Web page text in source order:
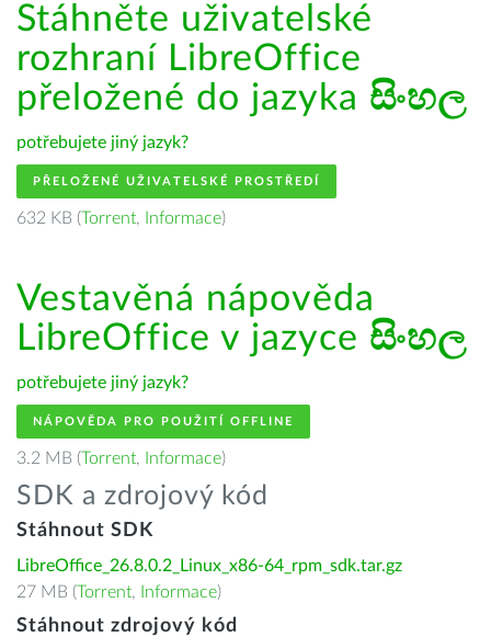
Stáhněte uživatelské
rozhraní LibreOffice
přeložené do jazyka සිංහල
potřebujete jiný jazyk?
PŘELOŽENÉ UŽIVATELSKÉ PROSTŘEDÍ
632 KB (Torrent, Informace)
Vestavěná nápověda
LibreOffice v jazyce සිංහල
potřebujete jiný jazyk?
NÁPOVĚDA PRO POUŽITÍ OFFLINE
3.2 MB (Torrent, Informace)
SDK a zdrojový kód
Stáhnout SDK
LibreOffice_26.8.0.2_Linux_x86-64_rpm_sdk.tar.gz
27 MB (Torrent, Informace)
Stáhnout zdrojový kód